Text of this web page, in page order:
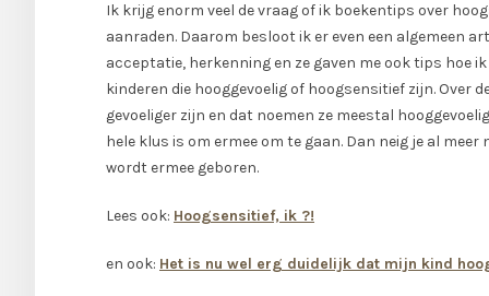
Ik krijg enorm veel de vraag of ik boekentips over
aanraden. Daarom besloot ik er even een algemeen
acceptatie, herkenning en ze gaven me ook tips hoe
kinderen die hooggevoelig of hoogsensitief zijn. Over
gevoeliger zijn en dat noemen ze meestal
hele klus is om ermee om te gaan. Dan neig je al
wordt ermee geboren.
Lees ook: Hoogsensitief, ik ?!
en ook: Het is nu wel erg duidelijk dat mijn kind